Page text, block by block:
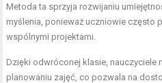
Metoda ta sprzyja rozwijaniu
myślenia, ponieważ uczniowie często
wspólnymi projektami.
Dzięki odwróconej klasie, nauczyciele
planowaniu zajęć, co pozwala na